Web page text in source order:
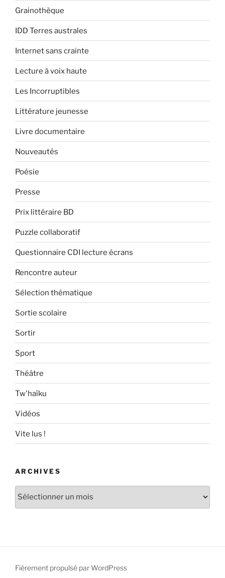
Grainothèque
IDD Terres australes
Internet sans crainte
Lecture à voix haute
Les Incorruptibles
Littérature jeunesse
Livre documentaire
Nouveautés
Poésie
Presse
Prix littéraire BD
Puzzle collaboratif
Questionnaire CDI lecture écrans
Rencontre auteur
Sélection thématique
Sortie scolaire
Sortir
Sport
Théâtre
Tw'haïku
Vidéos
Vite lus !
ARCHIVES
Archives
Fièrement propulsé par WordPress